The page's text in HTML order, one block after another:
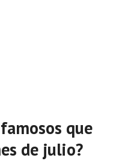
que
de julio?